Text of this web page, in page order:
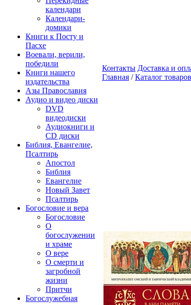
календари
Календари-
домики
Книги к Посту и
Пасхе
Воевали, верили,
победили
Книги нашего
издательства
Азы Православия
Аудио и видео диски
DVD
видеодиски
Аудиокниги и
CD диски
Библия, Евангелие,
Псалтирь
Апостол
Библия
Евангелие
Новый Завет
Псалтирь
Богословие и вера
Богословие
О
богослужении
и храме
О вере
О смерти и
загробной
жизни
Притчи
Богослужебная
Контакты Доставка и
Главная /Каталог товаров